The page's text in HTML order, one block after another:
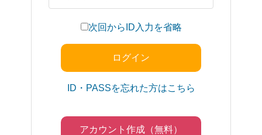
次回からID入力を省略
ID・PASSを忘れた方はこちら
アカウント作成（無料）